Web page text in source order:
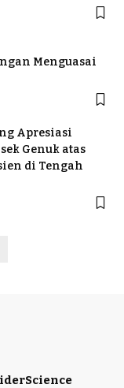
Menguasai
Apresiasi
Genuk atas
di Tengah
Science